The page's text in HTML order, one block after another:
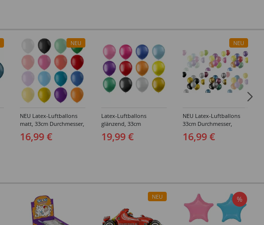
NEU
NEU Latex-Luftballons
matt, 33cm Durchmesser,
100er-Pack, verschiedene
Farben
16,99 €
Latex-Luftballons
glänzend, 33cm
Durchmesser, 100er-Pack,
Metallic-Ballons,
19,99 €
NEU
NEU Latex-Luftballons
33cm Durchmesser,
gemischte Packungen,
100er-Pack, verschiedene
16,99 €
NEU %